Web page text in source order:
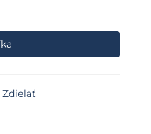
Zdielať